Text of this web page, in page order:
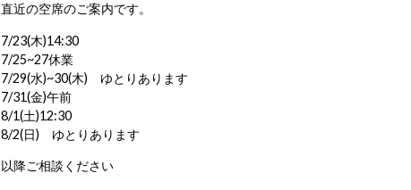
直近の空席のご案内です。
7/23(木)14:30
7/25~27休業
7/29(水)~30(木) ゆとりあります
7/31(金)午前
8/1(土)12:30
8/2(日) ゆとりあります
以降ご相談ください